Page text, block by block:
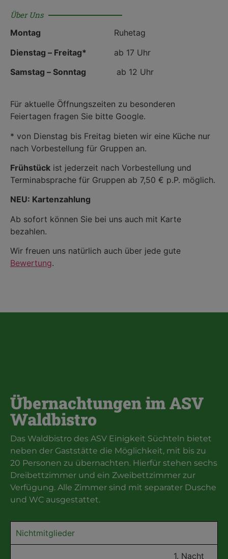
Über Uns
Montag
Dienstag – Freitag*
Samstag – Sonntag
Ruhetag
ab 17 Uhr
ab 12 Uhr
Für aktuelle Öffnungszeiten zu besonderen
Feiertagen fragen Sie bitte Google.
* von Dienstag bis Freitag bieten wir eine Küche nur
nach Vorbestellung für Gruppen an.
Frühstück ist jederzeit nach Vorbestellung und
Terminabsprache für Gruppen ab 7,50 € p.P. möglich.
NEU: Kartenzahlung
Ab sofort können Sie bei uns auch mit Karte
bezahlen.
Wir freuen uns natürlich auch über jede gute
Bewertung.
Übernachtungen im ASV
Waldbistro
Das Waldbistro des ASV Einigkeit Süchteln bietet
neben der Gaststätte die Möglichkeit, mit bis zu
20 Personen zu übernachten. Hierfür stehen sechs
Dreibettzimmer und ein Zweibettzimmer zur
Verfügung. Alle Zimmer sind mit separater Dusche
und WC ausgestattet.
Nichtmitglieder
1. Nacht